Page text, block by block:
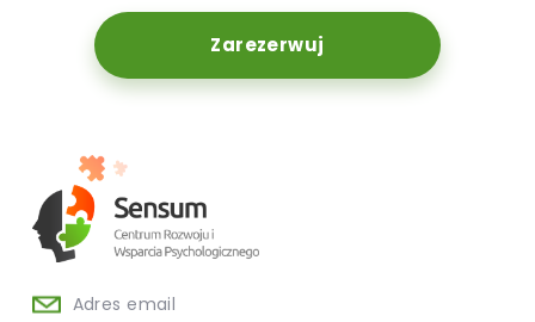
Zarezerwuj
Adres email